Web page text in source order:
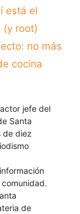
está el
(y root)
no más
cocina
jefe del
Santa
de diez
de